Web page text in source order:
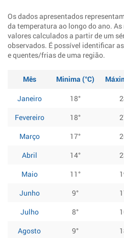
Os dados apresentados
da temperatura ao longo do ano.
valores calculados a partir de um
observados. É possível identificar
e quentes/frias de uma região.
Mês Minima (°C)
Janeiro
18°
Fevereiro
18°
Março
17°
Abril
14°
Maio
11°
Junho
9°
Julho
8°
Agosto
9°